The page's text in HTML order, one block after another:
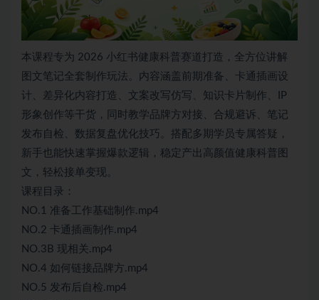
本课程专为 2026 小红书健康科普赛道打造，全方位讲解
图文笔记全套制作玩法。内容涵盖前期准备、卡通插画设
计、差异化内容打造、文案改写仿写、知识卡片制作、IP
形象创作等干货，同时教学品牌方对接、合规避诉、笔记
发布自检、数据复盘优化技巧。搭配多期学员专属答疑，
新手也能快速掌握爆款逻辑，稳定产出高颜值健康科普图
文，轻松接单变现。
课程目录：
NO.1 准备工作基础制作.mp4
NO.2 卡通插画制作.mp4
NO.3B 现相关.mp4
NO.4 如何链接品牌方.mp4
NO.5 发布后自检.mp4